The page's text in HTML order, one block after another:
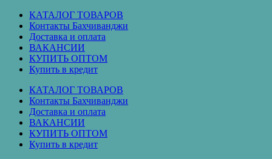
Перейти
содержимому
КАТАЛОГ ТОВАРОВ
Контакты Бахчиванджи
Доставка и оплата
ВАКАНСИИ
КУПИТЬ ОПТОМ
Купить в кредит
КАТАЛОГ ТОВАРОВ
Контакты Бахчиванджи
Доставка и оплата
ВАКАНСИИ
КУПИТЬ ОПТОМ
Купить в кредит